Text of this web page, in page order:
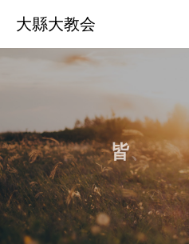
大縣大教会
皆、吉い